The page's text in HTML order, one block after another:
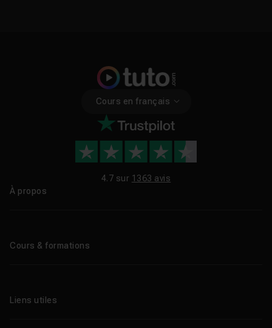
Cours en français
4.7 sur 1363 avis
À propos
Cours & formations
Formations certifiantes
Liens utiles